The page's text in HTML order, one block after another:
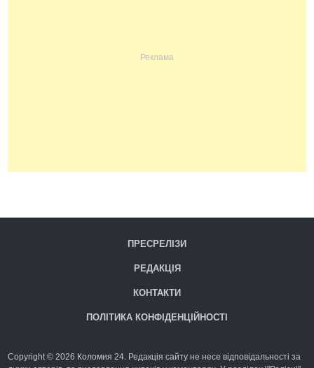
ПРЕСРЕЛІЗИ
РЕДАКЦІЯ
КОНТАКТИ
ПОЛІТИКА КОНФІДЕНЦІЙНОСТІ
Copyright © 2026 Коломия 24. Редакція сайту не несе відповідальності за